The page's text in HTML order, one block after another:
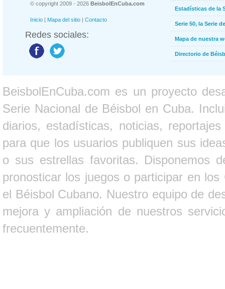
© copyright 2009 - 2026 BeisbolEnCuba.com
Inicio | Mapa del sitio | Contacto
Redes sociales:
Estadísticas de la
Serie 50, la Serie
Mapa de nuestra
Directorio de
BeisbolEnCuba.com es un proyecto
Serie Nacional de Béisbol en Cuba.
diarios, estadísticas, noticias,
para que los usuarios publiquen sus
o sus estrellas favoritas. Disponemos
pronosticar los juegos o participar en
el Béisbol Cubano. Nuestro equipo de
mejora y ampliación de nuestros
frecuentemente.